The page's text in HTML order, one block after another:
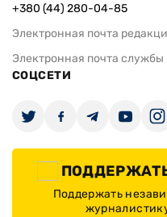
+380 (44) 280-04-85
Электронная почта
Электронная почта службы
СОЦСЕТИ
ПОДДЕРЖАТЬ
Поддержать